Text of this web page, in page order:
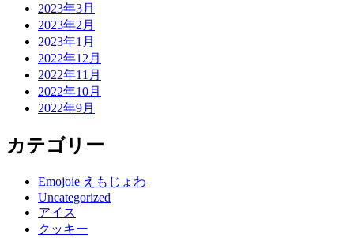
2023年3月
2023年2月
2023年1月
2022年12月
2022年11月
2022年10月
2022年9月
カテゴリー
Emojoie えもじょわ
Uncategorized
アイス
クッキー